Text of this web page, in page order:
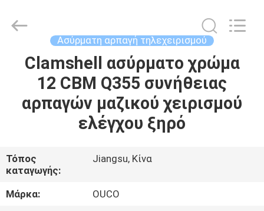
ΣΠΊΤΙ
ΠΡΟΪΌΝΤΑ
ΕΜΦΆΝΙΣΗ
VR
GROUP
Reserved.
Ασύρματη αρπαγή τηλεχειρισμού
Clamshell ασύρματο χρώμα
12 CBM Q355 συνήθειας
αρπαγών μαζικού χειρισμού
ελέγχου ξηρό
Τόπος
καταγωγής:
Jiangsu, Κίνα
Μάρκα:
OUCO